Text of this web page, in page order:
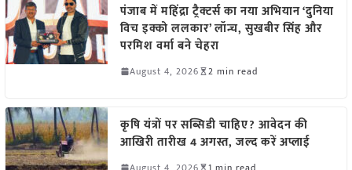
पंजाब में महिंद्रा ट्रैक्टर्स का नया अभियान ‘दुनिया
विच इक्को ललकार’ लॉन्च, सुखबीर सिंह और
परमिश वर्मा बने चेहरा
August 4, 2026 2 min read
कृषि यंत्रों पर सब्सिडी चाहिए? आवेदन की
आखिरी तारीख 4 अगस्त, जल्द करें अप्लाई